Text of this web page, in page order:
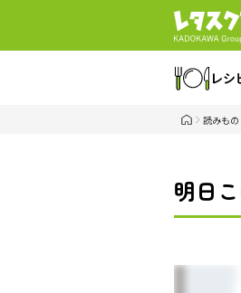
レシ
読みもの
明日